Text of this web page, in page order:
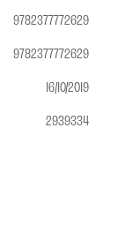
9782377772629
9782377772629
16/10/2019
2939334